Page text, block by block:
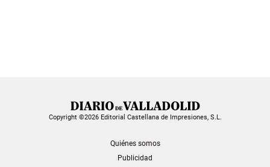
Copyright ©2026 Editorial Castellana de Impresiones, S.L.
Quiénes somos
Publicidad